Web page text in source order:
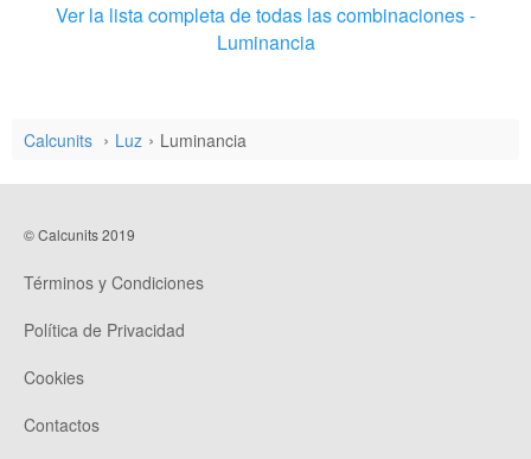
Ver la lista completa de todas las combinaciones -
Luminancia
Calcunits Luz Luminancia
© Calcunits 2019
Términos y Condiciones
Política de Privacidad
Cookies
Contactos